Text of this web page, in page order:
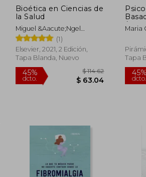
Bioética en Ciencias de
la Salud
Miguel &Aacute;Ngel
S&Aacute;Nchez
Gonz&Aacute;Lez
(1)
Elsevier, 2021, 2 Edición,
Tapa Blanda, Nuevo
45%
dcto.
/
Maria
Tapa